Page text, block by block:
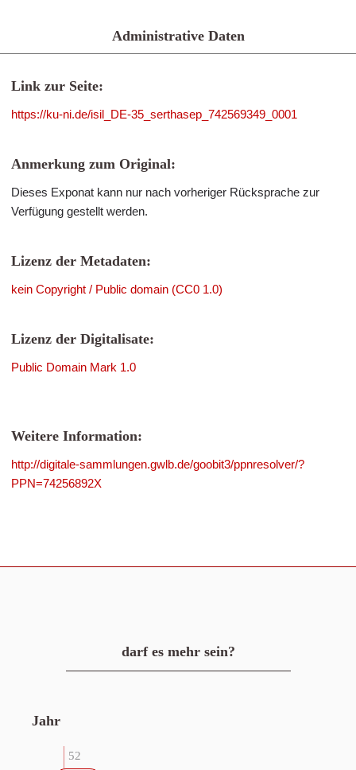
Administrative Daten
Link zur Seite:
https://ku-ni.de/isil_DE-35_serthasep_742569349_0001
Anmerkung zum Original:
Dieses Exponat kann nur nach vorheriger Rücksprache zur
Verfügung gestellt werden.
Lizenz der Metadaten:
kein Copyright / Public domain (CC0 1.0)
Lizenz der Digitalisate:
Public Domain Mark 1.0
Weitere Information:
http://digitale-sammlungen.gwlb.de/goobit3/ppnresolver/?
PPN=74256892X
darf es mehr sein?
Jahr
52